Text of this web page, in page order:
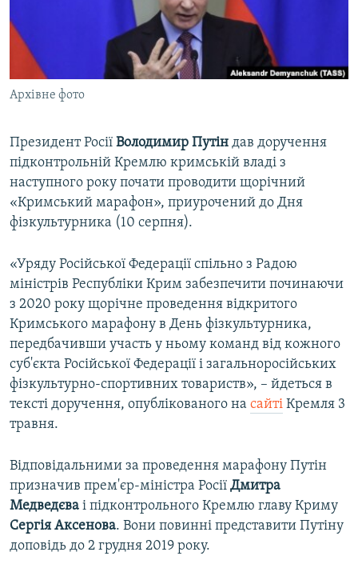
ВІДЕОУРОКИ «ELIFBE»
СВІДЧЕННЯ ОКУПАЦІЇ
УКРАЇНСЬКА ПРОБЛЕМА КРИМУ
ІНФОГРАФІКА
Русский
Qırımtatar
ДОЛУЧАЙСЯ!
Усі сайти RFE/RL
Архівне фото
Президент Росії Володимир Путін дав доручення
підконтрольній Кремлю кримській владі з
наступного року почати проводити щорічний
«Кримський марафон», приурочений до Дня
фізкультурника (10 серпня).
«Уряду Російської Федерації спільно з Радою
міністрів Республіки Крим забезпечити починаючи
з 2020 року щорічне проведення відкритого
Кримського марафону в День фізкультурника,
передбачивши участь у ньому команд від кожного
суб'єкта Російської Федерації і загальноросійських
фізкультурно-спортивних товариств», – йдеться в
тексті доручення, опублікованого на сайті Кремля 3
травня.
Відповідальними за проведення марафону Путін
призначив прем'єр-міністра Росії Дмитра
Медведєва і підконтрольного Кремлю главу Криму
Сергія Аксенова. Вони повинні представити Путіну
доповідь до 2 грудня 2019 року.